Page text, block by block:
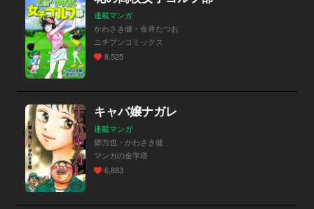
連載マンガ
かわさき健・金井たつお
ニチブンコミックス
8,525
キャバ嬢ナガレ
連載マンガ
郷力也・かわさき健
マンガの金字塔
6,883